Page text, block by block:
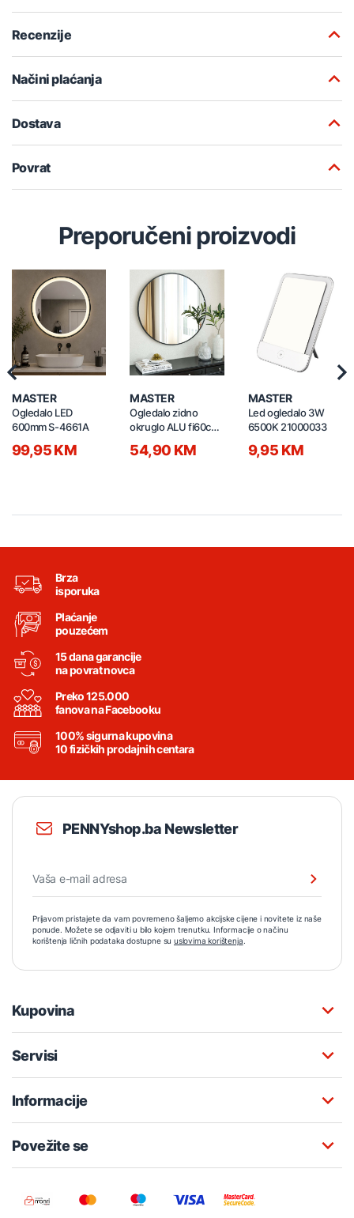
Recenzije
Načini plaćanja
Dostava
Povrat
Preporučeni proizvodi
MASTER
Ogledalo LED
600mm S-4661A
99,95 KM
MASTER
Ogledalo zidno
okruglo ALU fi60cm
54,90 KM
MASTER
Led ogledalo 3W
6500K 21000033
9,95 KM
Brza
isporuka
Plaćanje
pouzećem
15 dana garancije
na povrat novca
Preko 125.000
fanova na Facebooku
100% sigurna kupovina
10 fizičkih prodajnih centara
PENNYshop.ba Newsletter
Prijavom pristajete da vam povremeno šaljemo akcijske cijene i novitete iz naše
ponude. Možete se odjaviti u bilo kojem trenutku. Informacije o načinu
korištenja ličnih podataka dostupne su uslovima korištenja.
Kupovina
Servisi
Informacije
Povežite se